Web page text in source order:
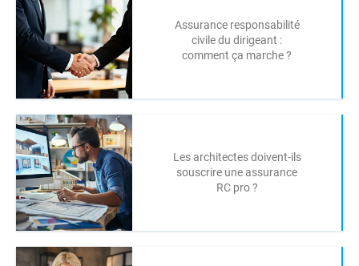
Assurance responsabilité
civile du dirigeant :
comment ça marche ?
Les architectes doivent-ils
souscrire une assurance
RC pro ?